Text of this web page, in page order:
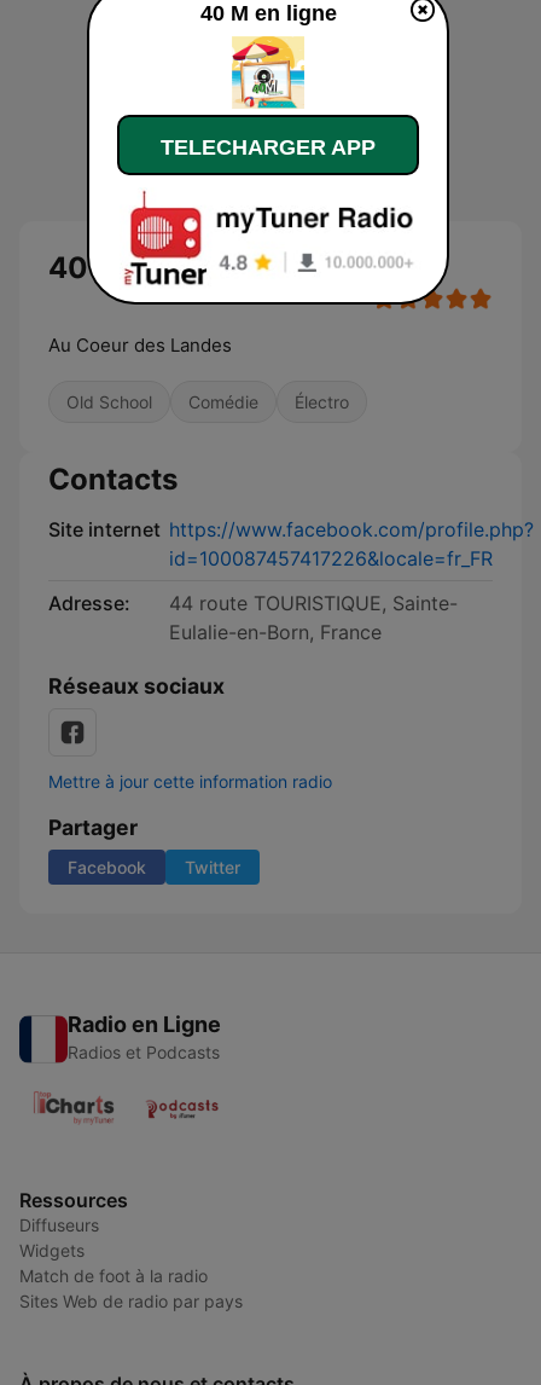
40 M
Au Coeur des Landes
Old School Comédie Électro
Contacts
Site internet https://www.facebook.com/profile.php?
id=100087457417226&locale=fr_FR
Adresse:
44 route TOURISTIQUE, Sainte-
Eulalie-en-Born, France
Réseaux sociaux
Mettre à jour cette information radio
Partager
Facebook Twitter
Radio en Ligne
Radios et Podcasts
Ressources
Diffuseurs
Widgets
Match de foot à la radio
Sites Web de radio par pays
40 M en ligne
TELECHARGER APP